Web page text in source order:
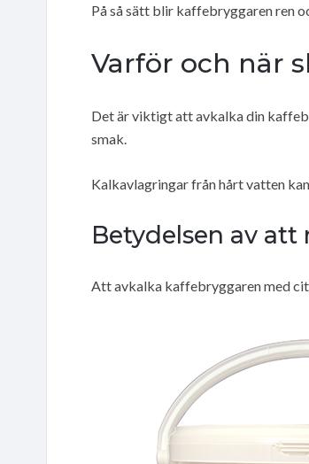
På så sätt blir kaffebryggaren ren
Varför och när
Det är viktigt att avkalka din
smak.
Kalkavlagringar från hårt vatten
Betydelsen av
Att avkalka kaffebryggaren med